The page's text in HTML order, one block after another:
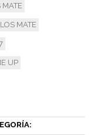
MATE
MATE
UP